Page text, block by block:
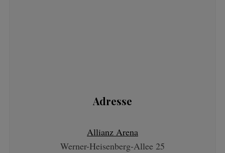
Adresse
Allianz Arena
Werner-Heisenberg-Allee 25